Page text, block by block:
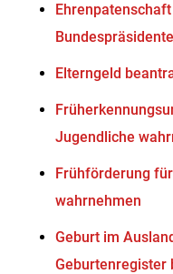
Elterngeld
Jugendliche
Frühförderung
wahrnehmen
Geburt im
Geburtenregister